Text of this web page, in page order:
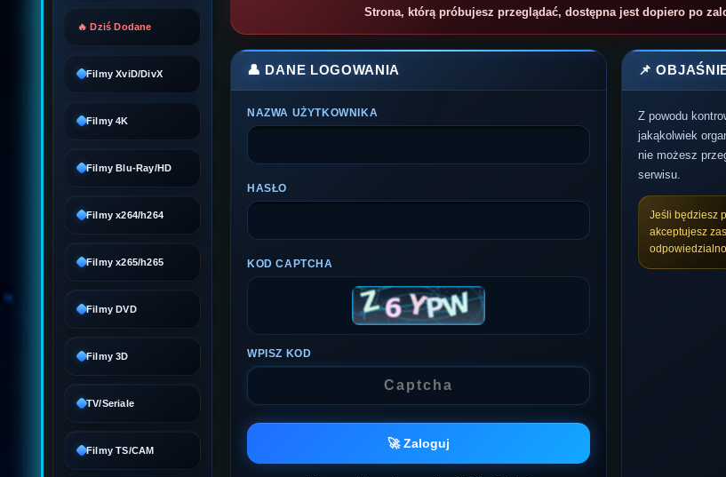
🔥 Dziś Dodane
Filmy XviD/DivX
Filmy 4K
Filmy Blu-Ray/HD
Filmy x264/h264
Filmy x265/h265
Filmy DVD
Filmy 3D
TV/Seriale
Filmy TS/CAM
Strona, którą próbujesz przeglądać, dostępna jest dopiero po
👤 DANE LOGOWANIA
NAZWA UŻYTKOWNIKA
HASŁO
KOD CAPTCHA
WPISZ KOD
🚀 Zaloguj
📌
Z powodu
jakąkolwiek
nie możesz
serwisu.
Jeśli będziesz
akceptujesz